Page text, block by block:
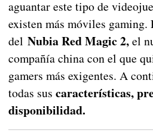
aguantar este tipo de
existen más móviles gaming.
del Nubia Red Magic 2,el
compañía china con el que
gamers más exigentes. A
todas sus características,
disponibilidad.